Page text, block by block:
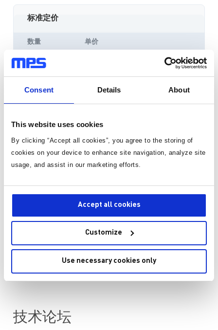
Consent Details About
This website uses cookies
By clicking “Accept all cookies”, you agree to the storing of
cookies on your device to enhance site navigation, analyze site
usage, and assist in our marketing efforts.
Accept all cookies
Customize
Use necessary cookies only
标准定价
数量 单价
1
数量
询价或技术支持
查看所有购买选项
查看代理商的定价和库存
技术论坛